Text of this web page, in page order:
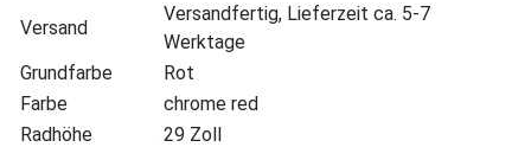
Versand
Versandfertig, Lieferzeit ca. 5-7
Werktage
Grundfarbe
Rot
Farbe
chrome red
Radhöhe
29 Zoll